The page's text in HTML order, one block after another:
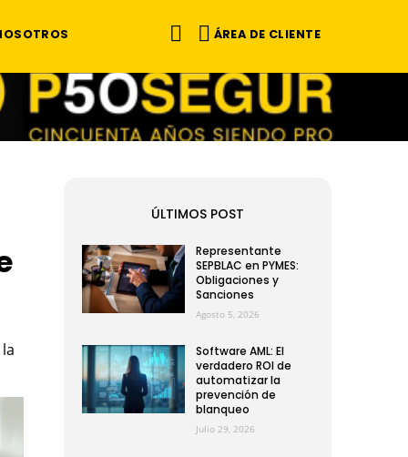
ÁREA DE CLIENTE
ÚLTIMOS POST
Representante
SEPBLAC en PYMES:
Obligaciones y
Sanciones
Agosto 5, 2026
Software AML: El
verdadero ROI de
automatizar la
prevención de
blanqueo
Julio 29, 2026